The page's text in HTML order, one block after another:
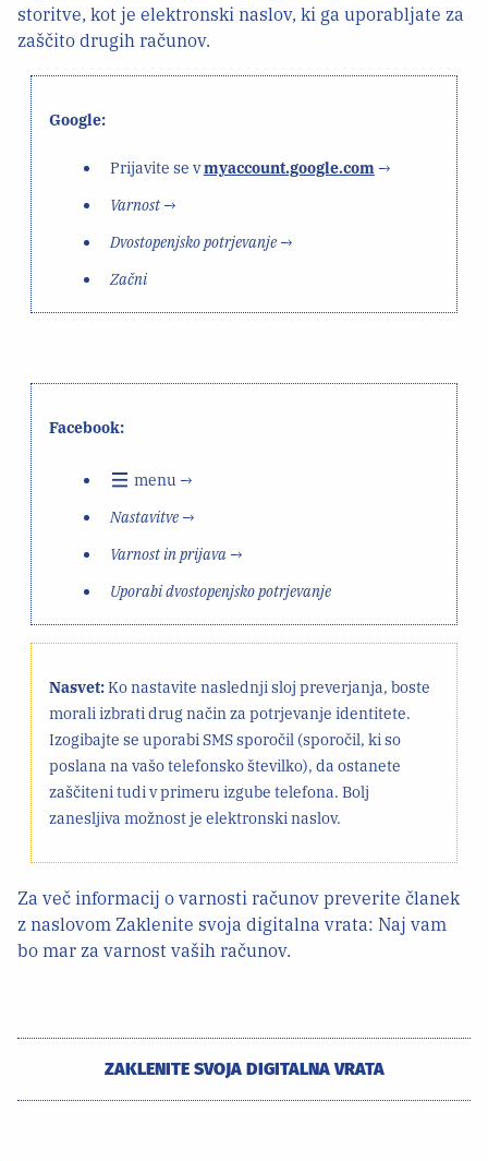
storitve, kot je elektronski naslov, ki ga uporabljate za
zaščito drugih računov.
Google:
Prijavite se vmyaccount.google.com→
Varnost→
Dvostopenjsko potrjevanje→
Začni
Facebook:
menu →
Nastavitve→
Varnost in prijava→
Uporabi dvostopenjsko potrjevanje
Nasvet:Ko nastavite naslednji sloj preverjanja, boste
morali izbrati drug način za potrjevanje identitete.
Izogibajte se uporabi SMS sporočil (sporočil, ki so
poslana na vašo telefonsko številko), da ostanete
zaščiteni tudi v primeru izgube telefona. Bolj
zanesljiva možnost je elektronski naslov.
Za več informacij o varnosti računov preverite članek
z naslovom Zaklenite svoja digitalna vrata: Naj vam
bo mar za varnost vaših računov.
ZAKLENITE SVOJA DIGITALNA VRATA